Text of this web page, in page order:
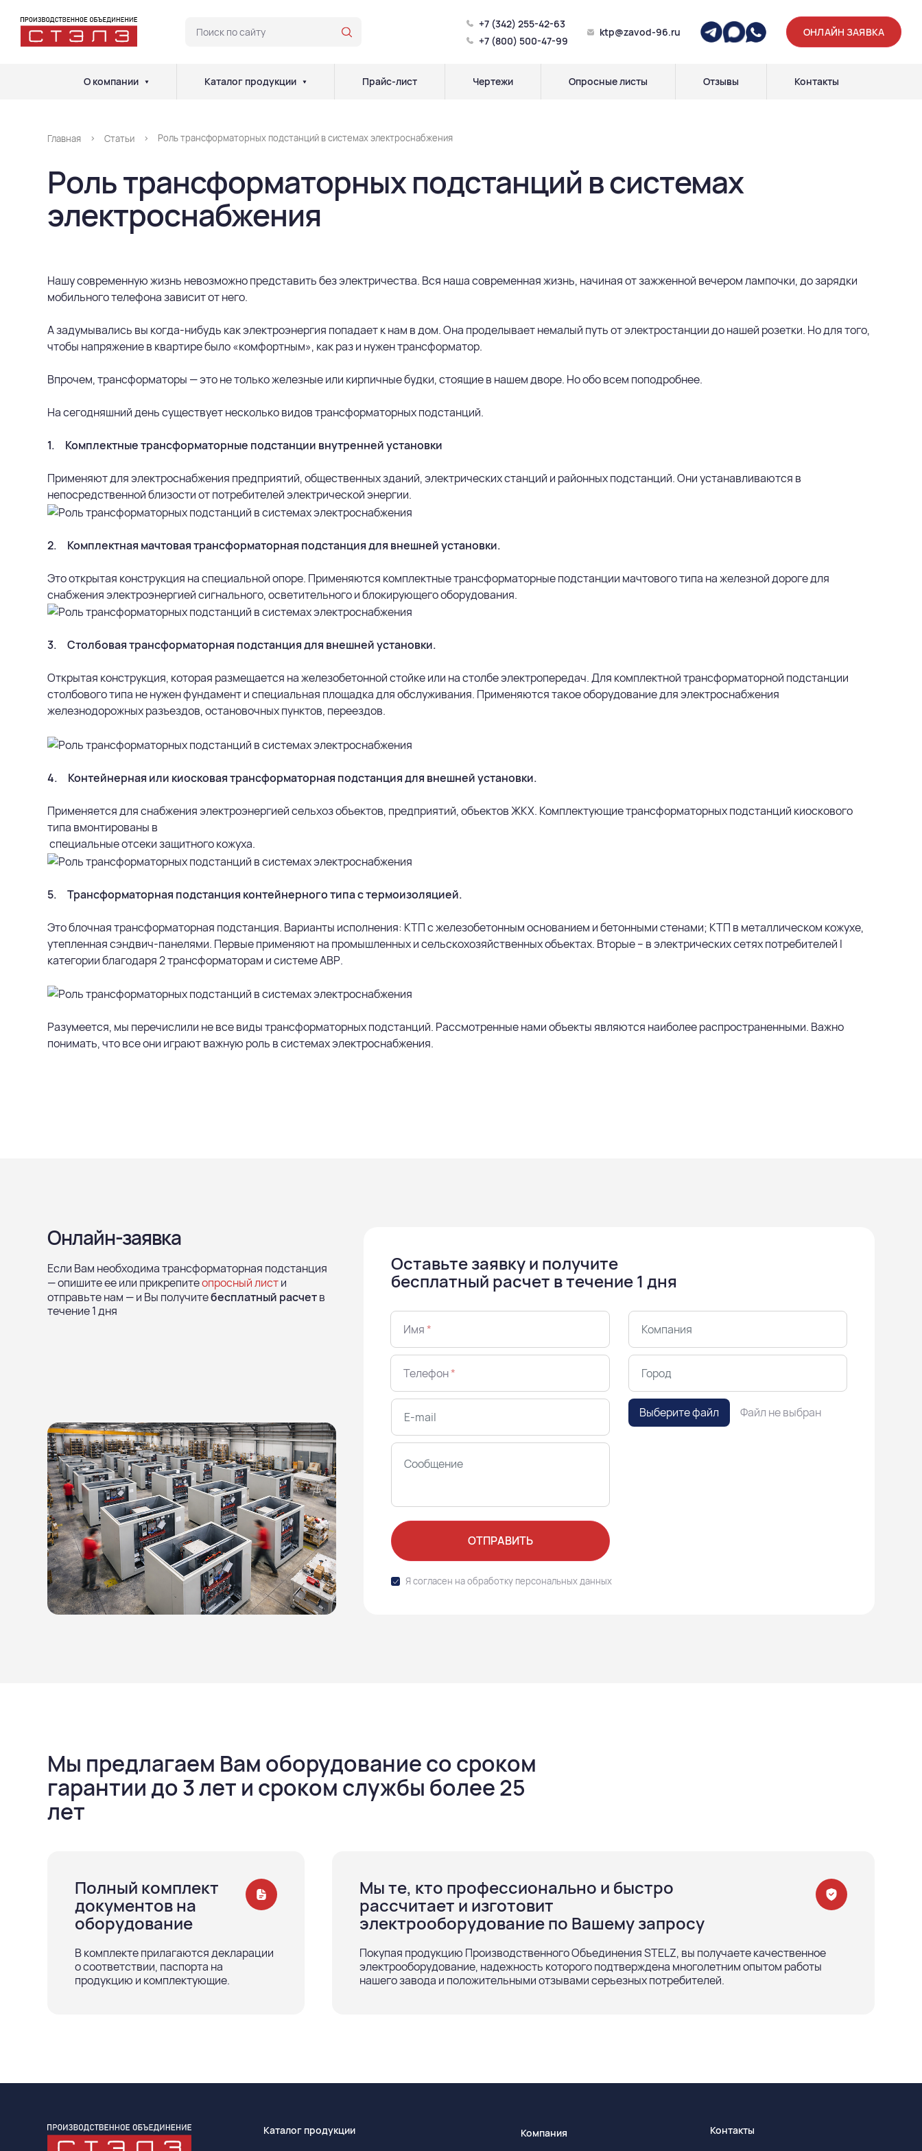
+7 (342) 255-42-63
+7 (800) 500-47-99
ktp@zavod-96.ru ОНЛАЙН ЗАЯВКА
О компании Каталог продукции Прайс-лист Чертежи Опросные листы Отзывы Контакты
Главная Статьи Роль трансформаторных подстанций в системах электроснабжения
Роль трансформаторных подстанций в системах
электроснабжения
Нашу современную жизнь невозможно представить без электричества. Вся наша современная жизнь, начиная от зажженной вечером лампочки, до зарядки
мобильного телефона зависит от него.
А задумывались вы когда-нибудь как электроэнергия попадает к нам в дом. Она проделывает немалый путь от электростанции до нашей розетки. Но для того,
чтобы напряжение в квартире было «комфортным», как раз и нужен трансформатор.
Впрочем, трансформаторы — это не только железные или кирпичные будки, стоящие в нашем дворе. Но обо всем поподробнее.
На сегодняшний день существует несколько видов трансформаторных подстанций.
1. Комплектные трансформаторные подстанции внутренней установки
Применяют для электроснабжения предприятий, общественных зданий, электрических станций и районных подстанций. Они устанавливаются в
непосредственной близости от потребителей электрической энергии.
2. Комплектная мачтовая трансформаторная подстанция для внешней установки.
Это открытая конструкция на специальной опоре. Применяются комплектные трансформаторные подстанции мачтового типа на железной дороге для
снабжения электроэнергией сигнального, осветительного и блокирующего оборудования.
3. Столбовая трансформаторная подстанция для внешней установки.
Открытая конструкция, которая размещается на железобетонной стойке или на столбе электропередач. Для комплектной трансформаторной подстанции
столбового типа не нужен фундамент и специальная площадка для обслуживания. Применяются такое оборудование для электроснабжения
железнодорожных разъездов, остановочных пунктов, переездов.
4. Контейнерная или киосковая трансформаторная подстанция для внешней установки.
Применяется для снабжения электроэнергией сельхоз объектов, предприятий, объектов ЖКХ. Комплектующие трансформаторных подстанций киоскового
типа вмонтированы в
специальные отсеки защитного кожуха.
5. Трансформаторная подстанция контейнерного типа с термоизоляцией.
Это блочная трансформаторная подстанция. Варианты исполнения: КТП с железобетонным основанием и бетонными стенами; КТП в металлическом кожухе,
утепленная сэндвич-панелями. Первые применяют на промышленных и сельскохозяйственных объектах. Вторые – в электрических сетях потребителей I
категории благодаря 2 трансформаторам и системе АВР.
Разумеется, мы перечислили не все виды трансформаторных подстанций. Рассмотренные нами объекты являются наиболее распространенными. Важно
понимать, что все они играют важную роль в системах электроснабжения.
Онлайн-заявка
Если Вам необходима трансформаторная подстанция
— опишите ее или прикрепитеопросный листи
отправьте нам — и Вы получитебесплатный расчетв
течение 1 дня
Оставьте заявку и получите
бесплатный расчет в течение 1 дня
Имя*
Телефон*
Выберите файл Файл не выбран
ОТПРАВИТЬ
Я согласен на обработку персональных данных
Мы предлагаем Вам оборудование со сроком
гарантии до 3 лет и сроком службы более 25
лет
Полный комплект
документов на
оборудование
В комплекте прилагаются декларации
о соответствии, паспорта на
продукцию и комплектующие.
Мы те, кто профессионально и быстро
рассчитает и изготовит
электрооборудование по Вашему запросу
Покупая продукцию Производственного Объединения STELZ, вы получаете качественное
электрооборудование, надежность которого подтверждена многолетним опытом работы
нашего завода и положительными отзывами серьезных потребителей.
Каталог продукции
Компания
Контакты